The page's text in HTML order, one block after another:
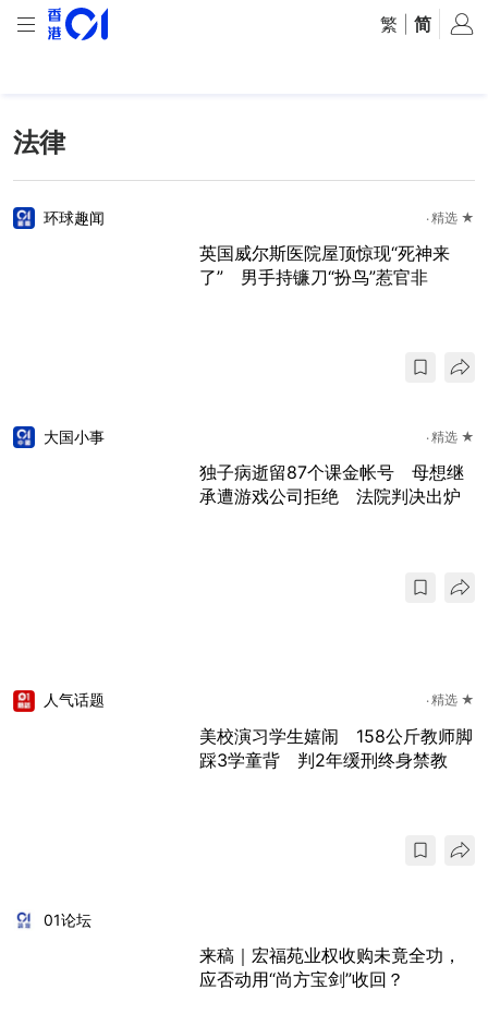
繁 简
法律
环球趣闻 精选 ★
英国威尔斯医院屋顶惊现“死神来
了” 男手持镰刀“扮鸟”惹官非
大国小事 精选 ★
独子病逝留87个课金帐号 母想继
承遭游戏公司拒绝 法院判决出炉
人气话题 精选 ★
美校演习学生嬉闹 158公斤教师脚
踩3学童背 判2年缓刑终身禁教
01论坛
来稿｜宏福苑业权收购未竟全功，
应否动用“尚方宝剑”收回？